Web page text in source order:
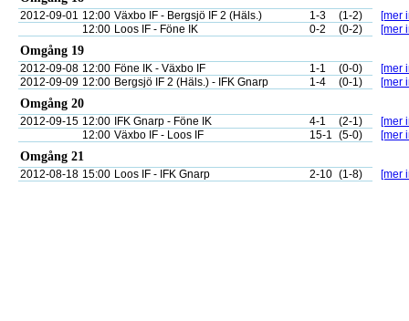
2012-09-01 12:00 Växbo IF - Bergsjö IF 2 (Häls.) 1-3 (1-2)
[mer
12:00 Loos IF - Föne IK 0-2 (0-2) [mer
Omgång 19
2012-09-08 12:00 Föne IK - Växbo IF 1-1 (0-0)
[mer
2012-09-09 12:00 Bergsjö IF 2 (Häls.) - IFK Gnarp 1-4 (0-1) [mer
Omgång 20
2012-09-15 12:00 IFK Gnarp - Föne IK 4-1 (2-1)
[mer
12:00 Växbo IF - Loos IF 15-1 (5-0) [mer
Omgång 21
2012-08-18 15:00 Loos IF - IFK Gnarp 2-10 (1-8) [mer